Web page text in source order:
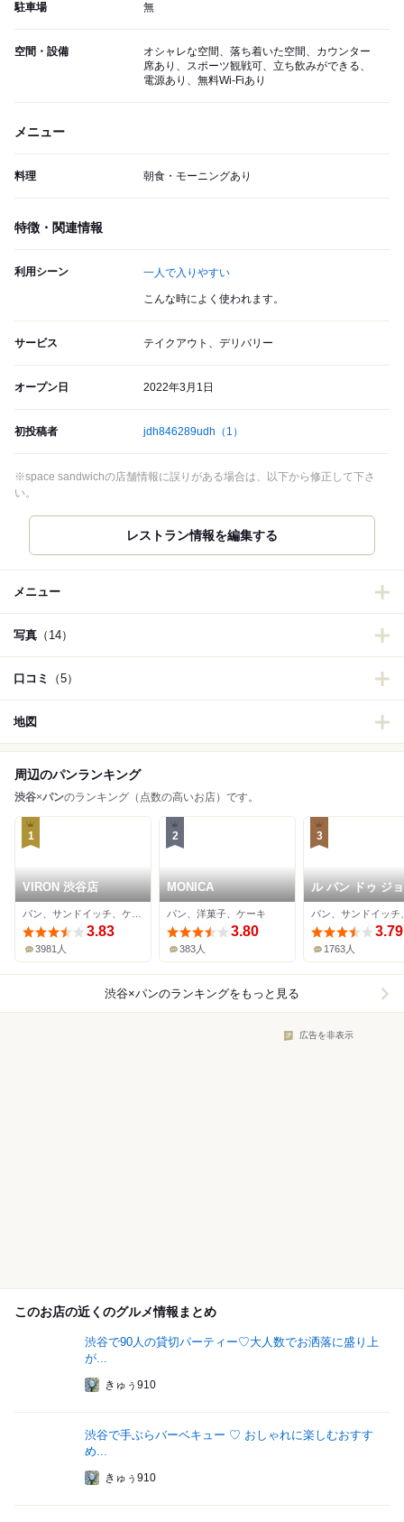
駐車場 無
空間・設備
オシャレな空間、落ち着いた空間、カウンター
席あり、スポーツ観戦可、立ち飲みができる、
電源あり、無料Wi-Fiあり
メニュー
料理 朝食・モーニングあり
特徴・関連情報
利用シーン 一人で入りやすい
こんな時によく使われます。
サービス テイクアウト、デリバリー
オープン日 2022年3月1日
初投稿者 jdh846289udh （1）
※space sandwichの店舗情報に誤りがある場合は、以下から修正して下さ
い。
レストラン情報を編集する
メニュー
写真 （14）
口コミ （5）
地図
周辺のパンランキング
渋谷×パンのランキング（点数の高いお店）です。
1
VIRON 渋谷店
3.83
3981人
2
MONICA
パン、洋菓子、ケーキ
3.80
383人
3
ル パン ドゥ ジ
ル・ロブション
ヒカリエShinQs
3.79
1763人
渋谷×パンのランキングをもっと見る
広告を非表示
このお店の近くのグルメ情報まとめ
渋谷で90人の貸切パーティー♡大人数でお洒落に盛り上
が...
きゅぅ910
渋谷で手ぶらバーベキュー ♡ おしゃれに楽しむおすす
め...
きゅぅ910